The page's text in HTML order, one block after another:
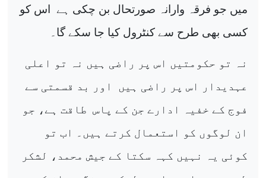
میں جو فرقہ وارانہ صورتحال بن چکی ہے اس کو
کسی بھی طرح سے کنٹرول کیا جا سکے گا۔
نہ تو حکومتیں اس پر راضی ہیں نہ تو اعلی
عہدیدار اس پر راضی ہیں
اور بد قسمتی سے
فوج کے خفیہ ادارے جن کے پاس طاقت ہے، جو
ان لوگوں کو استعمال کرتے ہیں۔ اب تو
کوئی یہ نہیں کہہ سکتا کے جیش محمد، لشکر